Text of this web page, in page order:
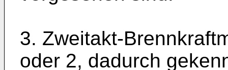
3. Zweitakt-
oder 2, dadurch